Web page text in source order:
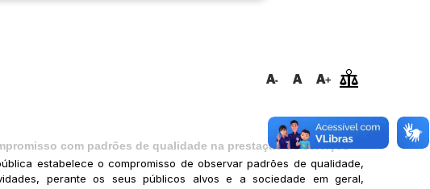
com padrões de qualidade na prestação de serviços
estabelece o compromisso de observar padrões de qualidade,
perante os seus públicos alvos e a sociedade em geral,